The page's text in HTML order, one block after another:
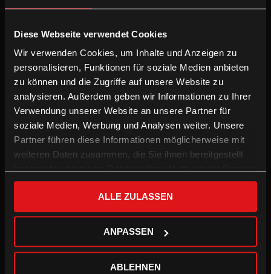
Diese Webseite verwendet Cookies
Wir verwenden Cookies, um Inhalte und Anzeigen zu
personalisieren, Funktionen für soziale Medien anbieten
zu können und die Zugriffe auf unsere Website zu
analysieren. Außerdem geben wir Informationen zu Ihrer
Verwendung unserer Website an unsere Partner für
soziale Medien, Werbung und Analysen weiter. Unsere
Partner führen diese Informationen möglicherweise mit
weiteren Daten zusammen, die Sie ihnen bereitgestellt
gesammelt haben.
ALLE ZULASSEN
ANPASSEN
ABLEHNEN
Kamera:Christian Berger
Schnitt:Ute Warta
Besetzung: Werner Pirchner, Dietmar Busarello, Helga Bücherl,
Isolde Ferlesch, Werner Fürst, Henner Kröper, Lautrac, Carl
Nemec, Rudolf Margreiter, Wolfhart Ottenhausen, Francoise
Pasqualini
Musik:Werner Pirchner
Fassung: Deutsche OV
Drama
Werner Pirchner, der Held des Films, hat den Auftrag erhalten,
das Alpenland rein zu halten, auf dass Sauberkeit und Sitte
herrschen als Beispiel für alle übrigen Länder. Doch der Teufel
schläft auch im Alpenland nicht; während Pirchner auf der
Almwiese, von Alpenrosen und Kühen umgeben, seine Lieder
singt, hält unseliger Zeitgeist in den Bergen Einzug.